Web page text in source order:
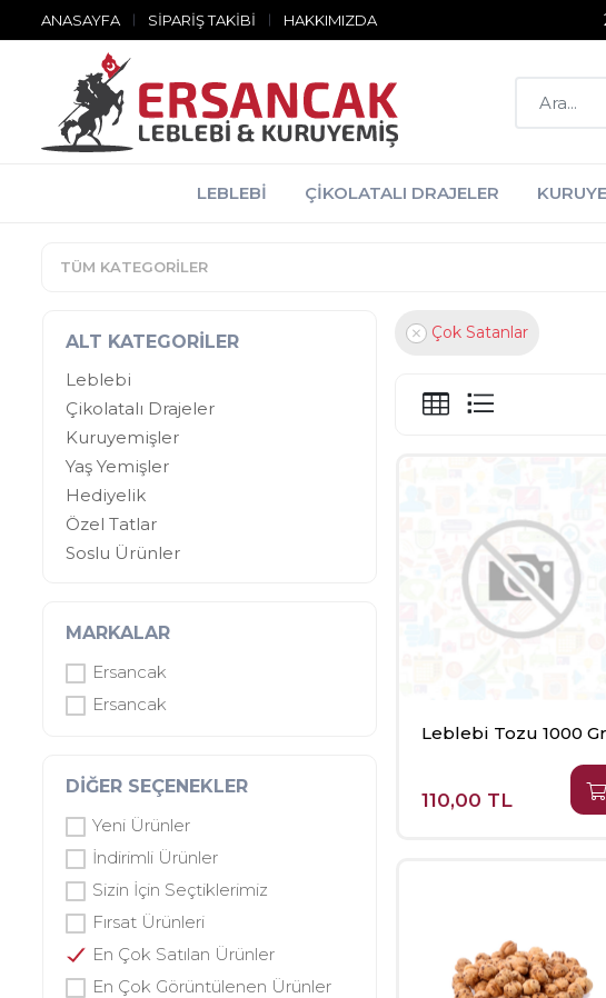
ANASAYFA SIPARIŞ TAKIBI HAKKIMIZDA
LEBLEBI ÇIKOLATALI DRAJELER
TÜM KATEGORILER
ALT KATEGORILER
Leblebi
Çikolatalı Drajeler
Kuruyemişler
Yaş Yemişler
Hediyelik
Özel Tatlar
Soslu Ürünler
MARKALAR
Ersancak
Ersancak
DIĞER SEÇENEKLER
Yeni Ürünler
İndirimli Ürünler
Sizin İçin Seçtiklerimiz
Fırsat Ürünleri
En Çok Satılan Ürünler
En Çok Görüntülenen Ürünler
Çok Satanlar
Leblebi Tozu 1000
110,00 TL